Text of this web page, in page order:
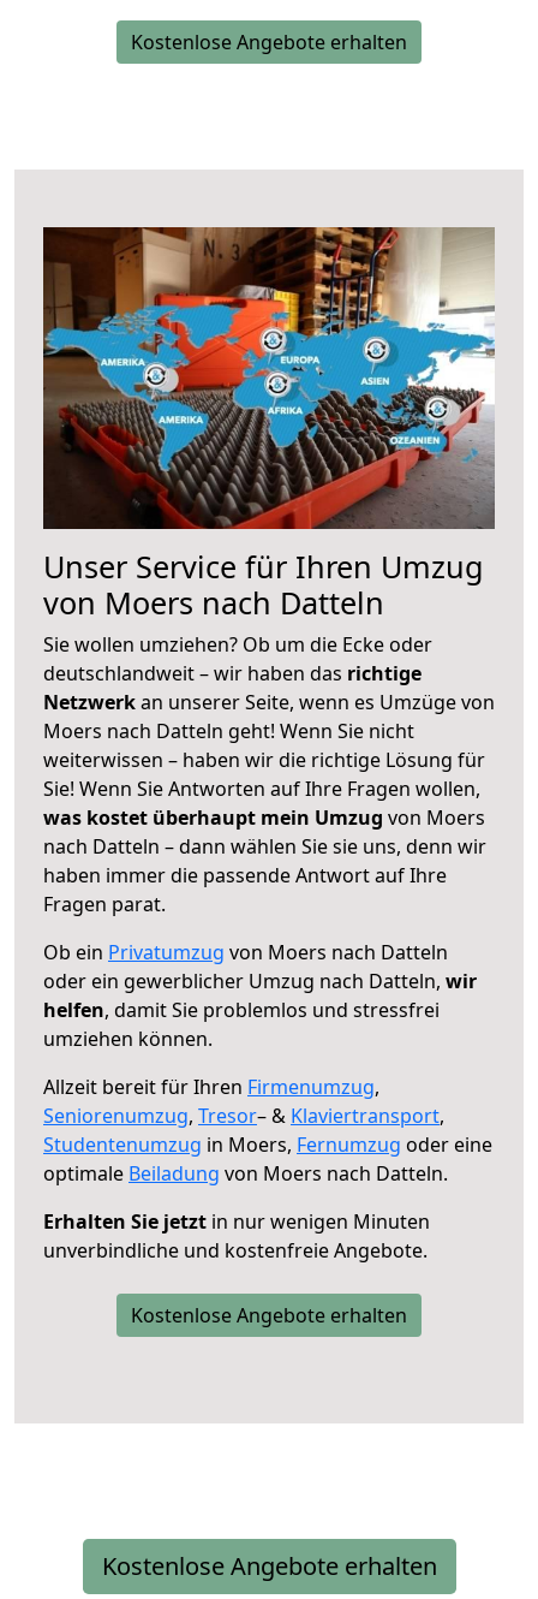
Kostenlose Angebote erhalten
Unser Service für Ihren Umzug
von Moers nach Datteln
Sie wollen umziehen? Ob um die Ecke oder
deutschlandweit – wir haben das richtige
Netzwerkan unserer Seite, wenn es Umzüge von
Moers nach Datteln geht! Wenn Sie nicht
weiterwissen – haben wir die richtige Lösung für
Sie! Wenn Sie Antworten auf Ihre Fragen wollen,
was kostet überhaupt mein Umzug von Moers
nach Datteln – dann wählen Sie sie uns, denn wir
haben immer die passende Antwort auf Ihre
Fragen parat.
Ob ein Privatumzug von Moers nach Datteln
oder ein gewerblicher Umzug nach Datteln, wir
helfen, damit Sie problemlos und stressfrei
umziehen können.
Allzeit bereit für Ihren Firmenumzug,
Seniorenumzug, Tresor– & Klaviertransport,
Studentenumzug in Moers, Fernumzug oder eine
optimale Beiladung von Moers nach Datteln.
Erhalten Sie jetzt in nur wenigen Minuten
unverbindliche und kostenfreie Angebote.
Kostenlose Angebote erhalten
Kostenlose Angebote erhalten